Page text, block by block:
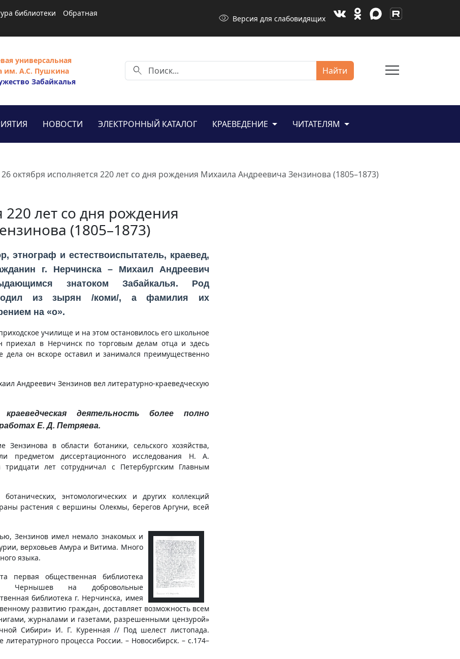
библиотеки
Обратная
visibility Версия для слабовидящих
универсальная
им. А.С. Пушкина
Забайкалья
search Найти menu
НОВОСТИ ЭЛЕКТРОННЫЙ КАТАЛОГ КРАЕВЕДЕНИЕ ЧИТАТЕЛЯМ
26 октября исполняется 220 лет со дня рождения Михаила Андреевича Зензинова (1805–1873)
220 лет со дня рождения
(1805–1873)
этнограф и естествоиспытатель, краевед,
г. Нерчинска – Михаил Андреевич
знатоком Забайкалья. Род
из зырян /коми/, а фамилия их
на «о».
училище и на этом остановилось его школьное
в Нерчинск по торговым делам отца и здесь
дела он вскоре оставил и занимался преимущественно
Андреевич Зензинов вел литературно-краеведческую
деятельность более полно
Е. Д. Петряева.
в области ботаники, сельского хозяйства,
предметом диссертационного исследования Н. А.
лет сотрудничал с Петербургским Главным
энтомологических и других коллекций
растения с вершины Олекмы, берегов Аргуни, всей
Зензинов имел немало знакомых и
верховьев Амура и Витима. Много
языка.
первая общественная библиотека
Чернышев на добровольные
библиотека г. Нерчинска, имея
развитию граждан, доставляет возможность всем
журналами и газетами, разрешенными цензурой»
Сибири» И. Г. Куренная // Под шелест листопада.
литературного процесса России. – Новосибирск. – с.174–